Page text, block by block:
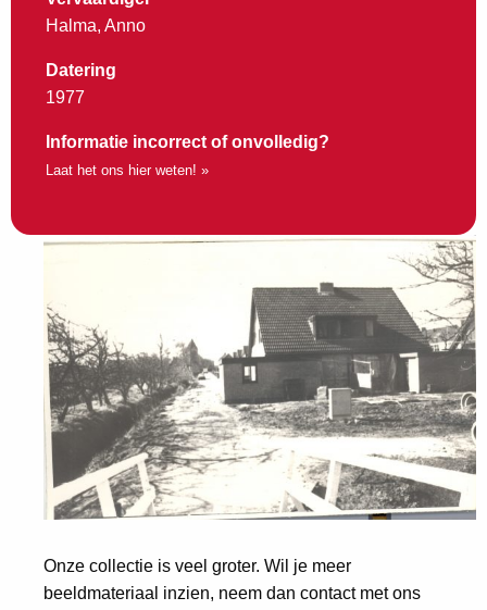
Halma, Anno
Datering
1977
Informatie incorrect of onvolledig?
Laat het ons hier weten! »
Onze collectie is veel groter. Wil je meer
beeldmateriaal inzien, neem dan contact met ons